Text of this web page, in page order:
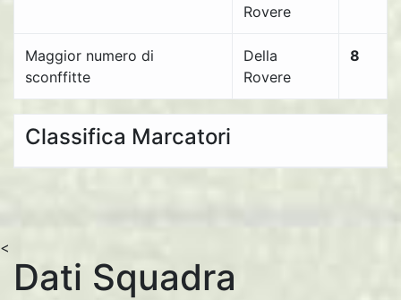
Rovere
Maggior numero di
sconffitte
Della
Rovere
8
Classifica Marcatori
<
Dati Squadra